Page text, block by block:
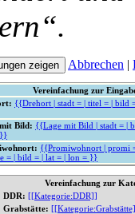
Abbrechen |
Vereinfachung zur
{{Drehort | stadt = | titel = | bild
Bild: {{Lage mit Bild | stadt = |
{{Promiwohnort | promi
= | bild = | lat = | lon = }}
Vereinfachung zur
DDR: [[Kategorie:DDR]]
Grabstätte: